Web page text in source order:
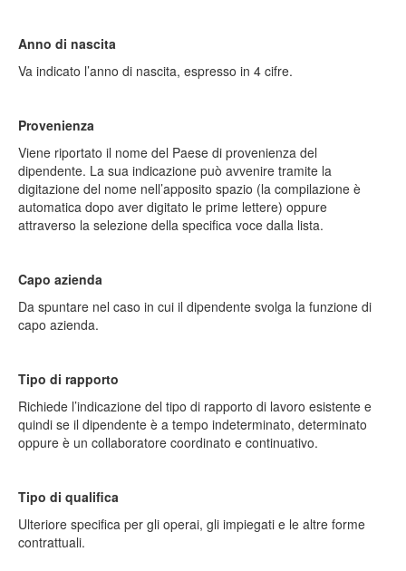
Anno di nascita
Va indicato l’anno di nascita, espresso in 4 cifre.
Provenienza
Viene riportato il nome del Paese di provenienza del
dipendente. La sua indicazione può avvenire tramite la
digitazione del nome nell’apposito spazio (la compilazione è
automatica dopo aver digitato le prime lettere) oppure
attraverso la selezione della specifica voce dalla lista.
Capo azienda
Da spuntare nel caso in cui il dipendente svolga la funzione di
capo azienda.
Tipo di rapporto
Richiede l’indicazione del tipo di rapporto di lavoro esistente e
quindi se il dipendente è a tempo indeterminato, determinato
oppure è un collaboratore coordinato e continuativo.
Tipo di qualifica
Ulteriore specifica per gli operai, gli impiegati e le altre forme
contrattuali.